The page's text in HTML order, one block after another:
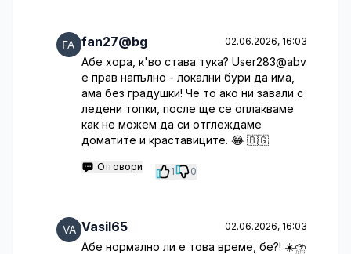
fan27@bg 02.06.2026, 16:03
Абе хора, к'во става тука? User283@abv
е прав напълно - локални бури да има,
ама без градушки! Че то ако ни завали с
ледени топки, после ще се оплакваме
как не можем да си отглеждаме
доматите и краставиците. 😂 🇧🇬
Отговори 1 0
Vasil65 02.06.2026, 16:03
Абе нормално ли е това време, бе?! ☀️⛈️